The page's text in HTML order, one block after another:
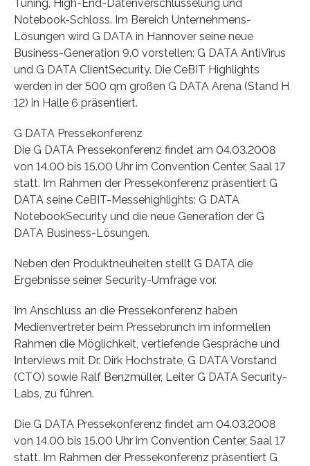
Tuning, High-End-Datenverschlüsselung und
Notebook-Schloss. Im Bereich Unternehmens-
Lösungen wird G DATA in Hannover seine neue
Business-Generation 9.0 vorstellen: G DATA AntiVirus
und G DATA ClientSecurity. Die CeBIT Highlights
werden in der 500 qm großen G DATA Arena (Stand H
12) in Halle 6 präsentiert.
G DATA Pressekonferenz
Die G DATA Pressekonferenz findet am 04.03.2008
von 14.00 bis 15.00 Uhr im Convention Center, Saal 17
statt. Im Rahmen der Pressekonferenz präsentiert G
DATA seine CeBIT-Messehighlights: G DATA
NotebookSecurity und die neue Generation der G
DATA Business-Lösungen.
Neben den Produktneuheiten stellt G DATA die
Ergebnisse seiner Security-Umfrage vor.
Im Anschluss an die Pressekonferenz haben
Medienvertreter beim Pressebrunch im informellen
Rahmen die Möglichkeit, vertiefende Gespräche und
Interviews mit Dr. Dirk Hochstrate, G DATA Vorstand
(CTO) sowie Ralf Benzmüller, Leiter G DATA Security-
Labs, zu führen.
Die G DATA Pressekonferenz findet am 04.03.2008
von 14.00 bis 15.00 Uhr im Convention Center, Saal 17
statt. Im Rahmen der Pressekonferenz präsentiert G